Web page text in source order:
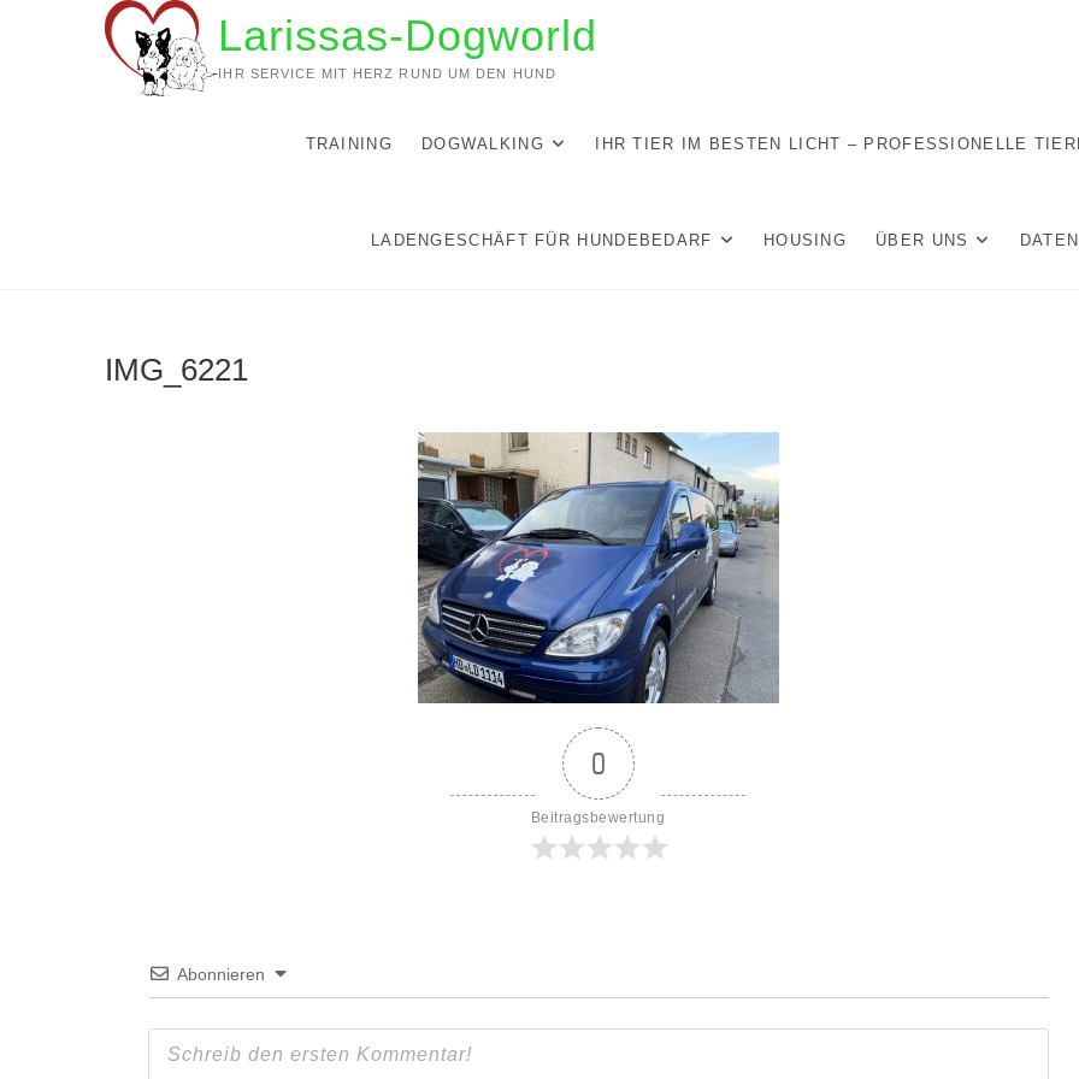
Larissas-Dogworld
IHR SERVICE MIT HERZ RUND UM DEN HUND
TRAINING DOGWALKING IHR TIER IM BESTEN LICHT – PROFESSIONELLE
LADENGESCHÄFT FÜR HUNDEBEDARF HOUSING ÜBER UNS
IMG_6221
0
Beitragsbewertung
Abonnieren